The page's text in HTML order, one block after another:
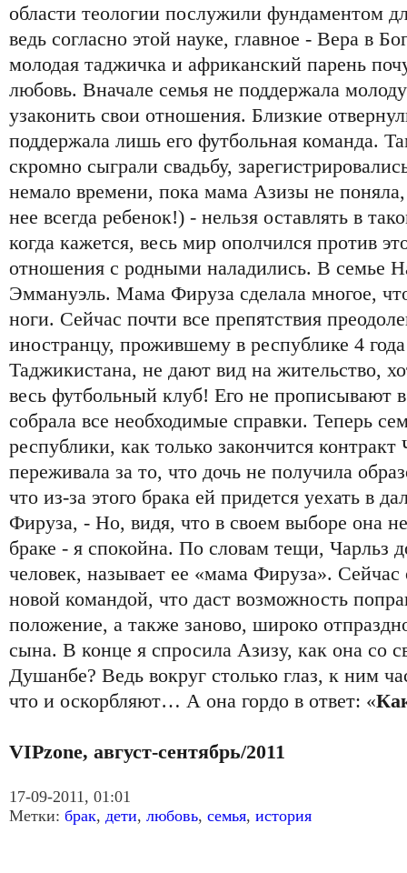
области теологии послужили фундаментом
ведь согласно этой науке, главное - Вера в
молодая таджичка и африканский парень
любовь. Вначале семья не поддержала
узаконить свои отношения. Близкие
поддержала лишь его футбольная команда.
скромно сыграли свадьбу,
немало времени, пока мама Азизы не
нее всегда ребенок!) - нельзя оставлять в
когда кажется, весь мир ополчился против
отношения с родными наладились. В семье
Эммануэль. Мама Фируза сделала многое,
ноги. Сейчас почти все препятствия
иностранцу, прожившему в республике 4
Таджикистана, не дают вид на жительство,
весь футбольный клуб! Его не прописывают
собрала все необходимые справки. Теперь
республики, как только закончится
переживала за то, что дочь не получила
что из-за этого брака ей придется уехать в
Фируза, - Но, видя, что в своем выборе она
браке - я спокойна. По словам тещи, Чарльз
человек, называет ее «мама Фируза».
новой командой, что даст возможность
положение, а также заново, широко
сына. В конце я спросила Азизу, как она со
Душанбе? Ведь вокруг столько глаз, к ним
что и оскорбляют… А она гордо в ответ: «
VIPzone, август-сентябрь/2011
17-09-2011, 01:01
Метки: брак, дети, любовь, семья, история